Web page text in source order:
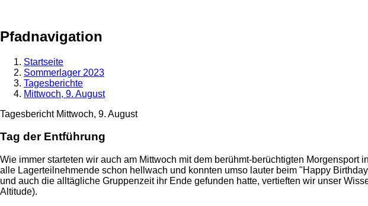
Pfadnavigation
Startseite
Sommerlager 2023
Tagesberichte
Mittwoch, 9. August
Tagesbericht Mittwoch, 9. August
Tag der Entführung
Wie immer starteten wir auch am Mittwoch mit dem berühmt-berüchtigten
alle Lagerteilnehmende schon hellwach und konnten umso lauter beim "Happy
und auch die alltägliche Gruppenzeit ihr Ende gefunden hatte, vertieften wir unser
Altitude).